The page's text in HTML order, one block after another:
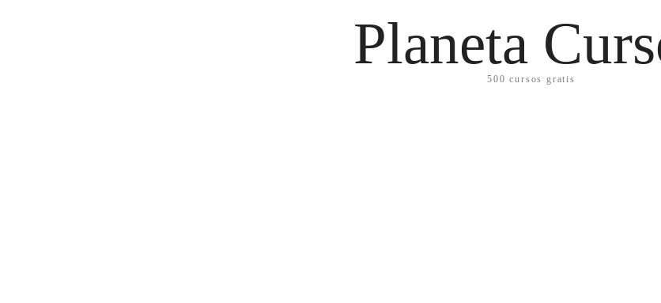
Planeta
500 cursos gratis